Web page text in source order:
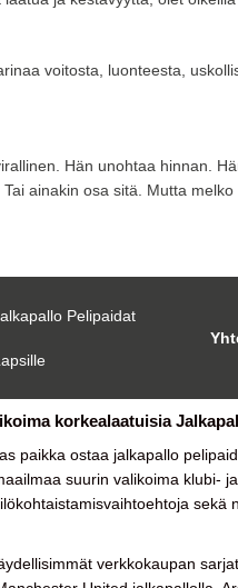
voitosta, luonteesta,
Hän unohtaa hinnan.
ainakin osa sitä. Mutta melko
Pelipaidat
korkealaatuisia
paikka ostaa jalkapallo
suurin valikoima klubi-
sekä
verkkokaupan